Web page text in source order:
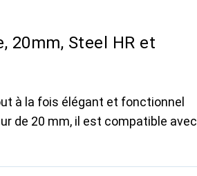
20mm, Steel HR et
à la fois élégant et fonctionnel
de 20 mm, il est compatible avec